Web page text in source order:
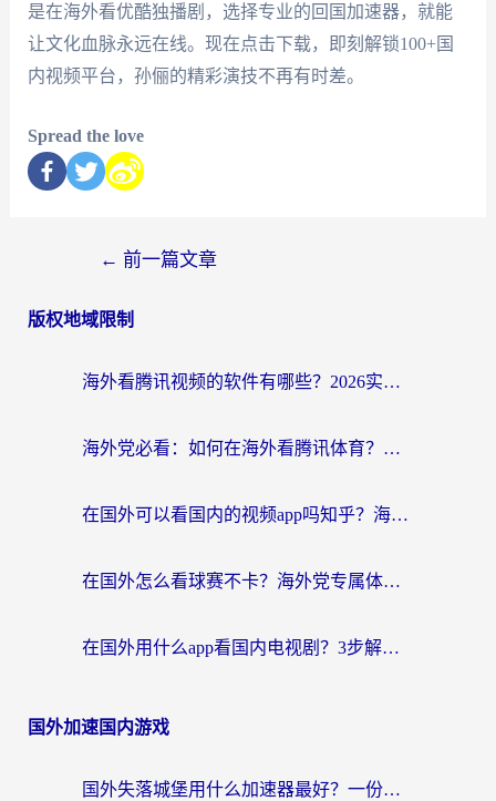
是在海外看优酷独播剧，选择专业的回国加速器，就能
让文化血脉永远在线。现在点击下载，即刻解锁100+国
内视频平台，孙俪的精彩演技不再有时差。
Spread the love
← 前一篇文章
版权地域限制
海外看腾讯视频的软件有哪些？2026实测有效，留学生都在用的回国加速器指南
海外党必看：如何在海外看腾讯体育？解决赛事直播地区限制的终极指南
在国外可以看国内的视频app吗知乎？海外党亲测有效的追剧加速方案
在国外怎么看球赛不卡？海外党专属体育直播自由指南
在国外用什么app看国内电视剧？3步解决版权限制+卡顿难题
国外加速国内游戏
国外失落城堡用什么加速器最好？一份来自老玩家的真实指南